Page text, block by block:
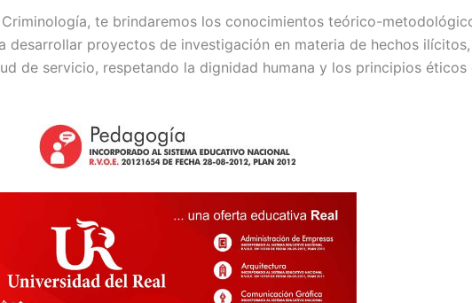
te brindaremos los conocimientos teórico-
desarrollar proyectos de investigación en materia de hechos
de servicio, respetando la dignidad humana y los principios éticos